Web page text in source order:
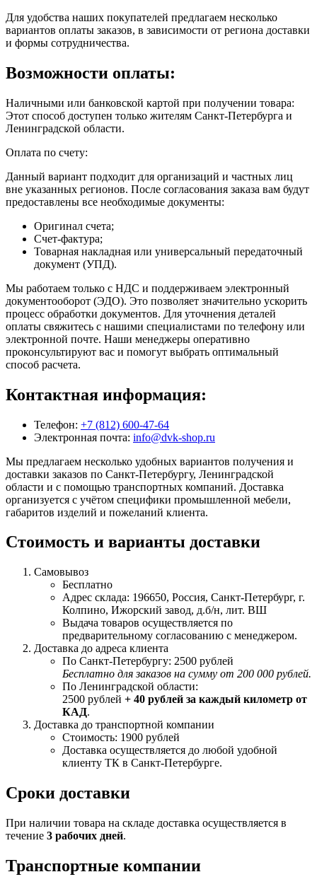
Для удобства наших покупателей предлагаем несколько
вариантов оплаты заказов, в зависимости от региона доставки
и формы сотрудничества.
Возможности оплаты:
Наличными или банковской картой при получении товара:
Этот способ доступен только жителям Санкт-Петербурга и
Ленинградской области.
Оплата по счету:
Данный вариант подходит для организаций и частных лиц
вне указанных регионов. После согласования заказа вам будут
предоставлены все необходимые документы:
Оригинал счета;
Счет-фактура;
Товарная накладная или универсальный передаточный
документ (УПД).
Мы работаем только с НДС и поддерживаем электронный
документооборот (ЭДО). Это позволяет значительно ускорить
процесс обработки документов. Для уточнения деталей
оплаты свяжитесь с нашими специалистами по телефону или
электронной почте. Наши менеджеры оперативно
проконсультируют вас и помогут выбрать оптимальный
способ расчета.
Контактная информация:
Телефон: +7 (812) 600-47-64
Электронная почта: info@dvk-shop.ru
Мы предлагаем несколько удобных вариантов получения и
доставки заказов по Санкт-Петербургу, Ленинградской
области и с помощью транспортных компаний. Доставка
организуется с учётом специфики промышленной мебели,
габаритов изделий и пожеланий клиента.
Стоимость и варианты доставки
Самовывоз
Бесплатно
Адрес склада: 196650, Россия, Санкт-Петербург, г.
Колпино, Ижорский завод, д.б/н, лит. ВШ
Выдача товаров осуществляется по
предварительному согласованию с менеджером.
Доставка до адреса клиента
По Санкт-Петербургу: 2500 рублей
Бесплатно для заказов на сумму от 200 000 рублей.
По Ленинградской области:
2500 рублей + 40 рублей за каждый километр от
КАД.
Доставка до транспортной компании
Стоимость: 1900 рублей
Доставка осуществляется до любой удобной
клиенту ТК в Санкт-Петербурге.
Сроки доставки
При наличии товара на складе доставка осуществляется в
течение 3 рабочих дней.
Транспортные компании